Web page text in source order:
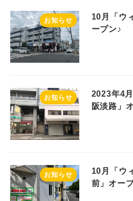
お知らせ
10月「ウ
ープン♪
お知らせ
2023年4
阪淡路」
お知らせ
10月「ウ
前」オー